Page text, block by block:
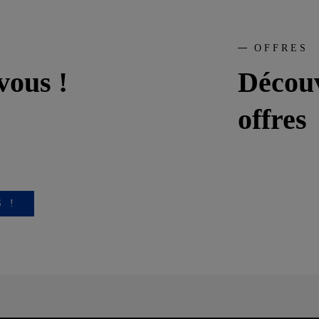
!
!
offres
OFFRES